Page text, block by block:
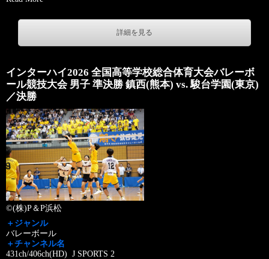
詳細を見る
インターハイ2026 全国高等学校総合体育大会バレーボ
ール競技大会 男子 準決勝 鎮西(熊本) vs. 駿台学園(東京)
／決勝
©(株)P＆P浜松
＋ジャンル
バレーボール
＋チャンネル名
431ch/406ch(HD) J SPORTS 2